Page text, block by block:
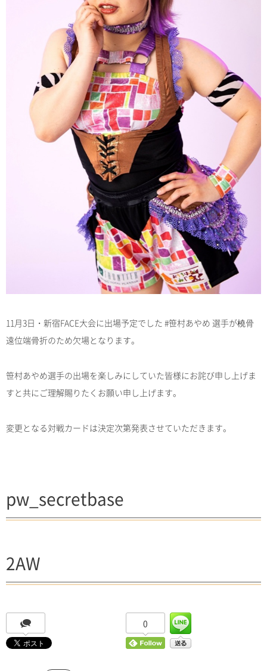
11月3日・新宿FACE大会に出場予定でした #笹村あやめ 選手が橈骨
遠位端骨折のため欠場となります。
笹村あやめ選手の出場を楽しみにしていた皆様にお詫び申し上げま
すと共にご理解賜りたくお願い申し上げます。
変更となる対戦カードは決定次第発表させていただきます。
pw_secretbase
2AW
0